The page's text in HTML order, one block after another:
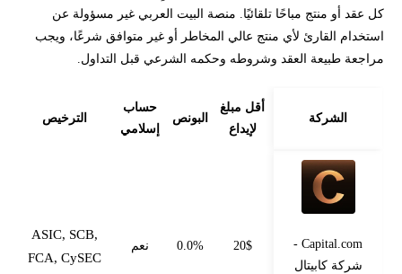
كل عقد أو منتج مباحًا تلقائيًا. منصة البيت العربي غير مسؤولة عن
استخدام القارئ لأي منتج عالي المخاطر أو غير متوافق شرعًا، ويجب
مراجعة طبيعة العقد وشروطه وحكمه الشرعي قبل التداول.
الشركة
أقل مبلغ
لإيداع
البونص
حساب
إسلامي
الترخيص
Capital.com -
شركة كابيتال
20$
0.0% نعم
ASIC, SCB,
FCA, CySEC